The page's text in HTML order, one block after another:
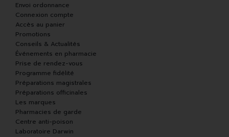
Envoi ordonnance
Connexion compte
Accès au panier
Promotions
Conseils & Actualités
Événements en pharmacie
Prise de rendez-vous
Programme fidélité
Préparations magistrales
Préparations officinales
Les marques
Pharmacies de garde
Centre anti-poison
Laboratoire Darwin